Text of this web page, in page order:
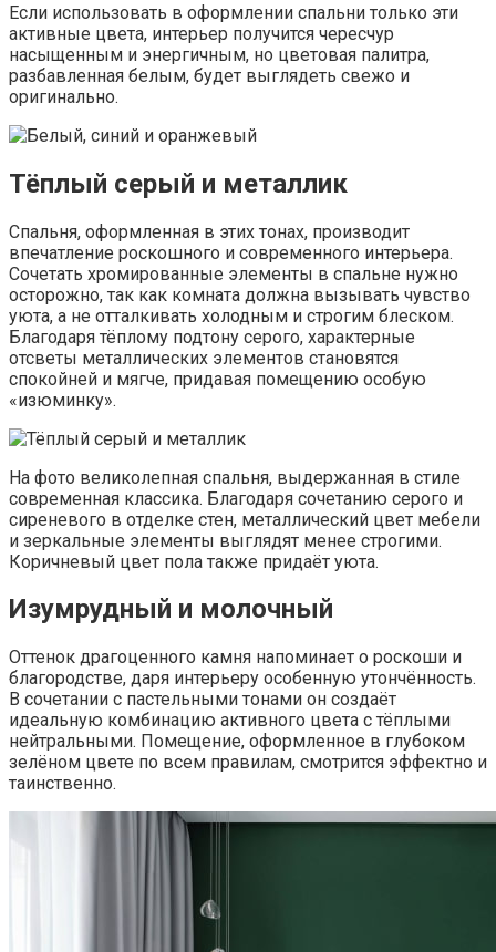
Если использовать в оформлении спальни только эти
активные цвета, интерьер получится чересчур
насыщенным и энергичным, но цветовая палитра,
разбавленная белым, будет выглядеть свежо и
оригинально.
Тёплый серый и металлик
Спальня, оформленная в этих тонах, производит
впечатление роскошного и современного интерьера.
Сочетать хромированные элементы в спальне нужно
осторожно, так как комната должна вызывать чувство
уюта, а не отталкивать холодным и строгим блеском.
Благодаря тёплому подтону серого, характерные
отсветы металлических элементов становятся
спокойней и мягче, придавая помещению особую
«изюминку».
На фото великолепная спальня, выдержанная в стиле
современная классика. Благодаря сочетанию серого и
сиреневого в отделке стен, металлический цвет мебели
и зеркальные элементы выглядят менее строгими.
Коричневый цвет пола также придаёт уюта.
Изумрудный и молочный
Оттенок драгоценного камня напоминает о роскоши и
благородстве, даря интерьеру особенную утончённость.
В сочетании с пастельными тонами он создаёт
идеальную комбинацию активного цвета с тёплыми
нейтральными. Помещение, оформленное в глубоком
зелёном цвете по всем правилам, смотрится эффектно и
таинственно.